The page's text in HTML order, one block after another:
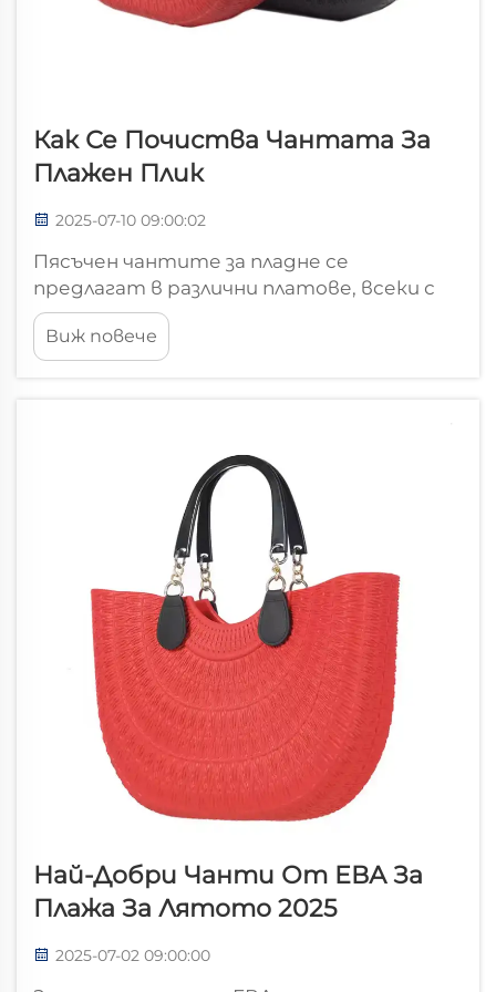
Как Се Почиства Чантата За
Плажен Плик
2025-07-10 09:00:02
Пясъчен чантите за пладне се
предлагат в различни платове, всеки с
различни качества и начини за грижа.
Най-често използваните са платно,
полиестер, нейлон или памук...
Виж повече
Най-Добри Чанти От ЕВА За
Плажа За Лятото 2025
2025-07-02 09:00:00